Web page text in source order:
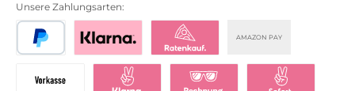
Unsere Zahlungsarten:
AMAZON PAY